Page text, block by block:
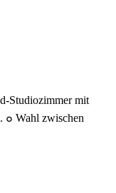
Studiozimmer mit
๐ Wahl zwischen